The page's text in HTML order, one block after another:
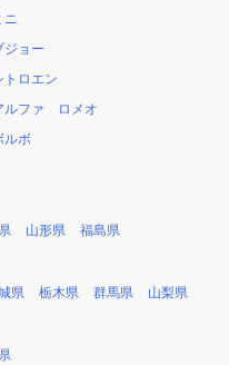
ニ
ジョー
トロエン
ルファ ロメオ
ルボ
山形県 福島県
県 栃木県 群馬県 山梨県